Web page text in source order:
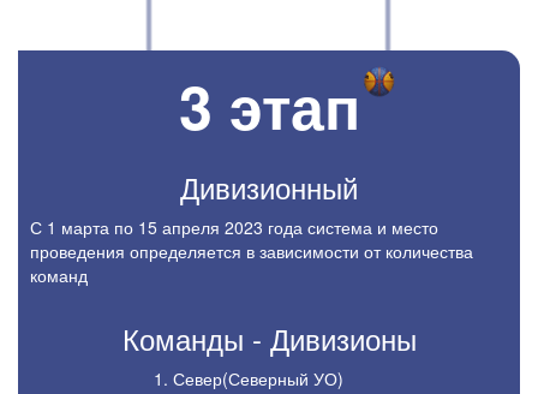
3 этап
Дивизионный
с 1 марта по 15 апреля 2023 года система и место
проведения определяется в зависимости от количества
команд
Команды - Дивизионы
Север(Северный УО)